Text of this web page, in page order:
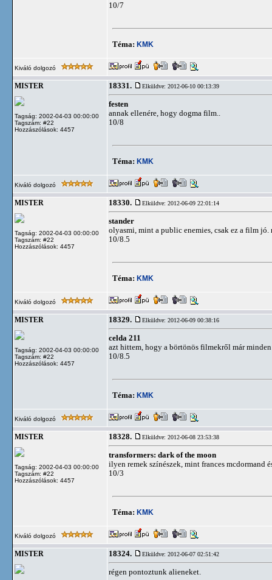
10/7
Téma: KMK
Kiváló dolgozó
MISTER
Tagság: 2002-04-03 00:00:00
Tagszám: #22
Hozzászólások: 4457
18331. Elküldve: 2012-06-10 00:13:39
festen
annak ellenére, hogy dogma film..
10/8
Téma: KMK
Kiváló dolgozó
MISTER
Tagság: 2002-04-03 00:00:00
Tagszám: #22
Hozzászólások: 4457
18330. Elküldve: 2012-06-09 22:01:14
stander
olyasmi, mint a public enemies, csak ez a film jó.
10/8.5
Téma: KMK
Kiváló dolgozó
MISTER
Tagság: 2002-04-03 00:00:00
Tagszám: #22
Hozzászólások: 4457
18329. Elküldve: 2012-06-09 00:38:16
celda 211
azt hittem, hogy a börtönös filmekről már
10/8.5
Téma: KMK
Kiváló dolgozó
MISTER
Tagság: 2002-04-03 00:00:00
Tagszám: #22
Hozzászólások: 4457
18328. Elküldve: 2012-06-08 23:53:38
transformers: dark of the moon
ilyen remek színészek, mint frances
10/3
Téma: KMK
Kiváló dolgozó
MISTER 18324. Elküldve: 2012-06-07 02:51:42
régen pontoztunk alieneket.